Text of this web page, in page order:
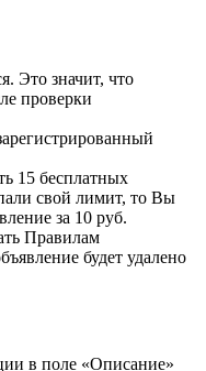
Это значит, что
проверки
15 бесплатных
свой лимит, то Вы
за 10 руб.
Правилам
будет удалено
в поле «Описание»